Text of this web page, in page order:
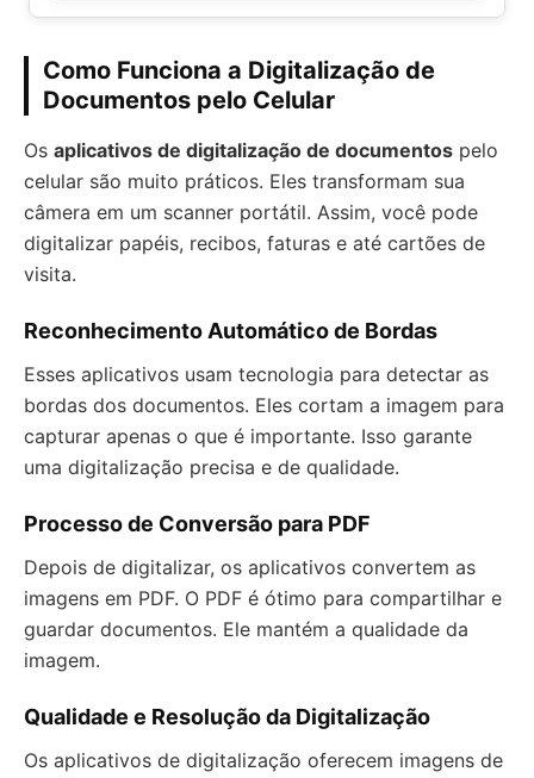
Como Funciona a Digitalização de
Documentos pelo Celular
Os aplicativos de digitalização de documentos pelo
celular são muito práticos. Eles transformam sua
câmera em um scanner portátil. Assim, você pode
digitalizar papéis, recibos, faturas e até cartões de
visita.
Reconhecimento Automático de Bordas
Esses aplicativos usam tecnologia para detectar as
bordas dos documentos. Eles cortam a imagem para
capturar apenas o que é importante. Isso garante
uma digitalização precisa e de qualidade.
Processo de Conversão para PDF
Depois de digitalizar, os aplicativos convertem as
imagens em PDF. O PDF é ótimo para compartilhar e
guardar documentos. Ele mantém a qualidade da
imagem.
Qualidade e Resolução da Digitalização
Os aplicativos de digitalização oferecem imagens de